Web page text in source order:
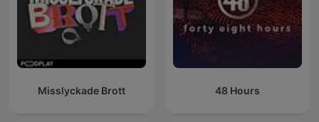
Misslyckade Brott 48 Hours